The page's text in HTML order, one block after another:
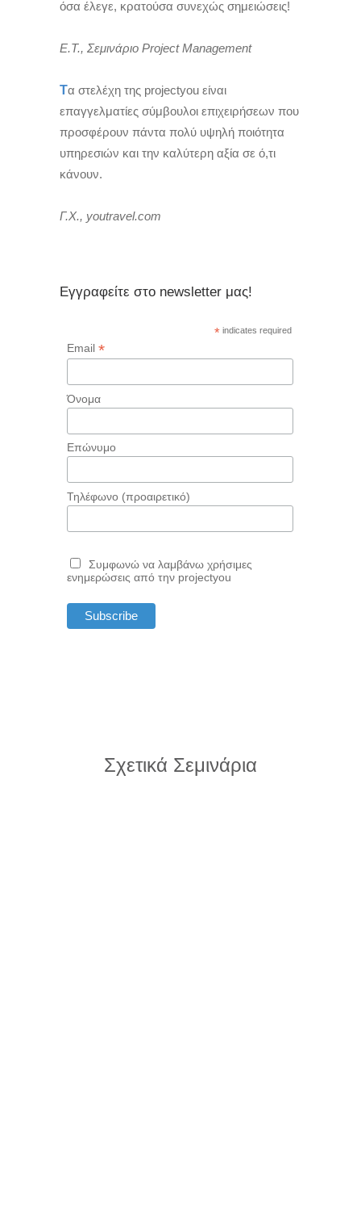
όσα έλεγε, κρατούσα συνεχώς σημειώσεις!
Ε.Τ., Σεμινάριο Project Management
Τα στελέχη της projectyou είναι
επαγγελματίες σύμβουλοι επιχειρήσεων που
προσφέρουν πάντα πολύ υψηλή ποιότητα
υπηρεσιών και την καλύτερη αξία σε ό,τι
κάνουν.
Γ.Χ., youtravel.com
Εγγραφείτε στο newsletter μας!
* indicates required
Email *
Όνομα
Επώνυμο
Τηλέφωνο (προαιρετικό)
Συμφωνώ να λαμβάνω χρήσιμες
ενημερώσεις από την projectyou
Σχετικά Σεμινάρια